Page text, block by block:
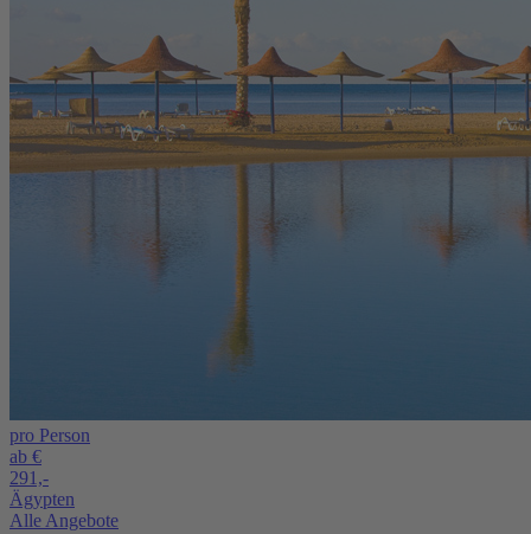
pro Person
ab €
291,-
Ägypten
Alle Angebote